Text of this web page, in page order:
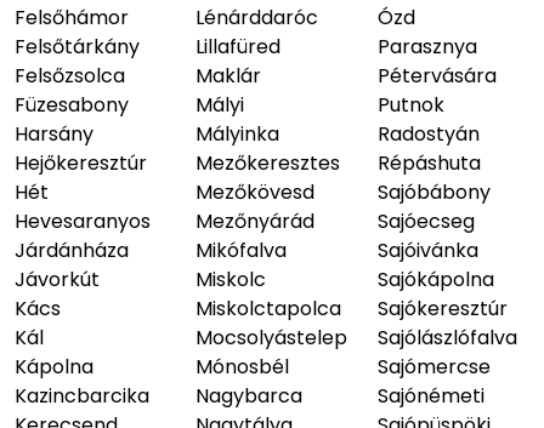
Felsőhámor
Felsőtárkány
Felsőzsolca
Füzesabony
Harsány
Hejőkeresztúr
Hét
Hevesaranyos
Járdánháza
Jávorkút
Kács
Kál
Kápolna
Kazincbarcika
Lénárddaróc
Lillafüred
Maklár
Mályi
Mályinka
Mezőkeresztes
Mezőkövesd
Mezőnyárád
Mikófalva
Miskolc
Miskolctapolca
Mocsolyástelep
Mónosbél
Nagybarca
Ózd
Parasznya
Pétervására
Putnok
Radostyán
Répáshuta
Sajóbábony
Sajóecseg
Sajóivánka
Sajókápolna
Sajókeresztúr
Sajólászlófalva
Sajómercse
Sajónémeti